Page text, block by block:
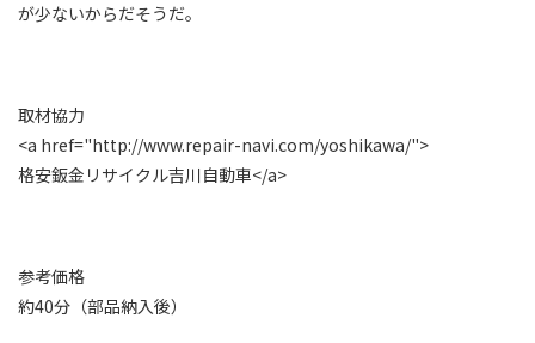
が少ないからだそうだ。
取材協力
<a href="http://www.repair-navi.com/yoshikawa/">
格安鈑金リサイクル吉川自動車</a>
参考価格
約40分（部品納入後）